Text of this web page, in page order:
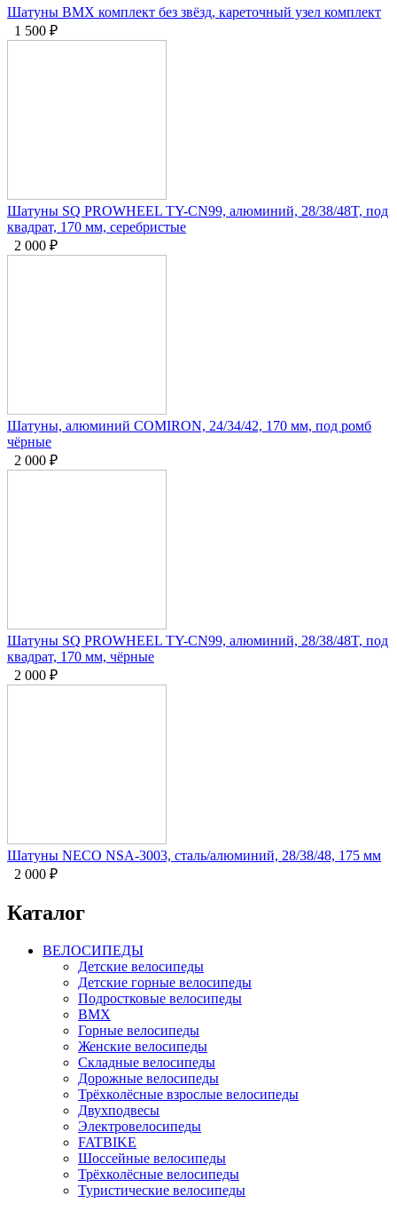
Шатуны BMX комплект без звёзд, кареточный узел комплект
1 500 ₽
Шатуны SQ PROWHEEL TY-CN99, алюминий, 28/38/48T, под
квадрат, 170 мм, серебристые
2 000 ₽
Шатуны, алюминий COMIRON, 24/34/42, 170 мм, под ромб
чёрные
2 000 ₽
Шатуны SQ PROWHEEL TY-CN99, алюминий, 28/38/48T, под
квадрат, 170 мм, чёрные
2 000 ₽
Шатуны NECO NSA-3003, сталь/алюминий, 28/38/48, 175 мм
2 000 ₽
Каталог
ВЕЛОСИПЕДЫ
Детские велосипеды
Детские горные велосипеды
Подростковые велосипеды
BMX
Горные велосипеды
Женские велосипеды
Складные велосипеды
Дорожные велосипеды
Трёхколёсные взрослые велосипеды
Двухподвесы
Электровелосипеды
FATBIKE
Шоссейные велосипеды
Трёхколёсные велосипеды
Туристические велосипеды